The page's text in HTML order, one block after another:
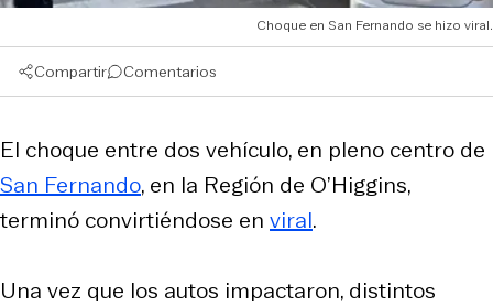
Choque en San Fernando se hizo viral.
Compartir Comentarios
El choque entre dos vehículo, en pleno centro de
San Fernando, en la Región de O’Higgins,
terminó convirtiéndose en viral.
Una vez que los autos impactaron, distintos